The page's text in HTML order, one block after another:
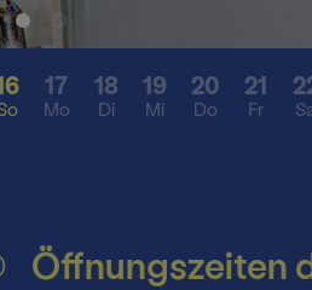
Presse
17
Mo
18
Di
19
Mi
20
Do
21
Fr
des